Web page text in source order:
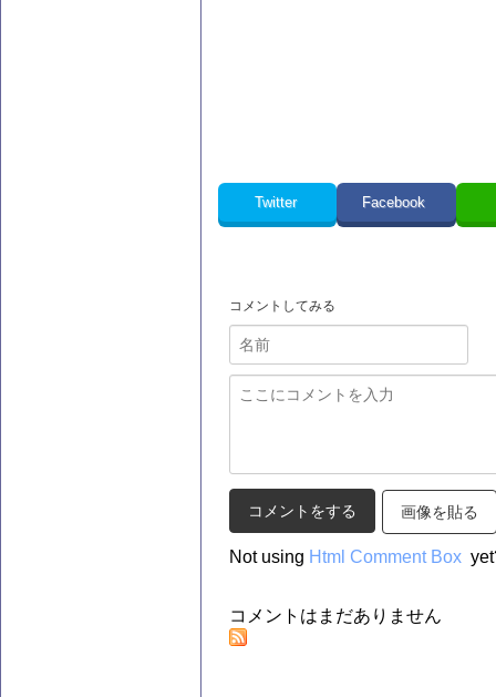
Twitter Facebook
コメントしてみる
画像を貼る
Not using Html Comment Box
コメントはまだありません